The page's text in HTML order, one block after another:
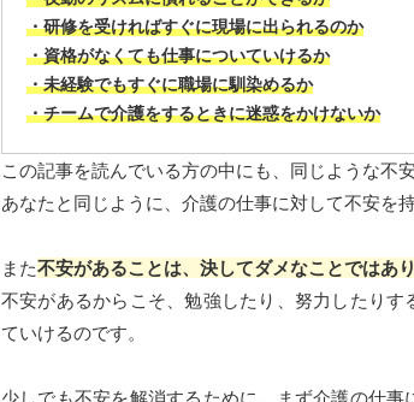
・研修を受ければすぐに現場に出られるのか
・資格がなくても仕事についていけるか
・未経験でもすぐに職場に馴染めるか
・チームで介護をするときに迷惑をかけないか
この記事を読んでいる方の中にも、同じような不
あなたと同じように、介護の仕事に対して不安を
また不安があることは、決してダメなことではあり
不安があるからこそ、勉強したり、努力したり
ていけるのです。
少しでも不安を解消するために、まず介護の仕